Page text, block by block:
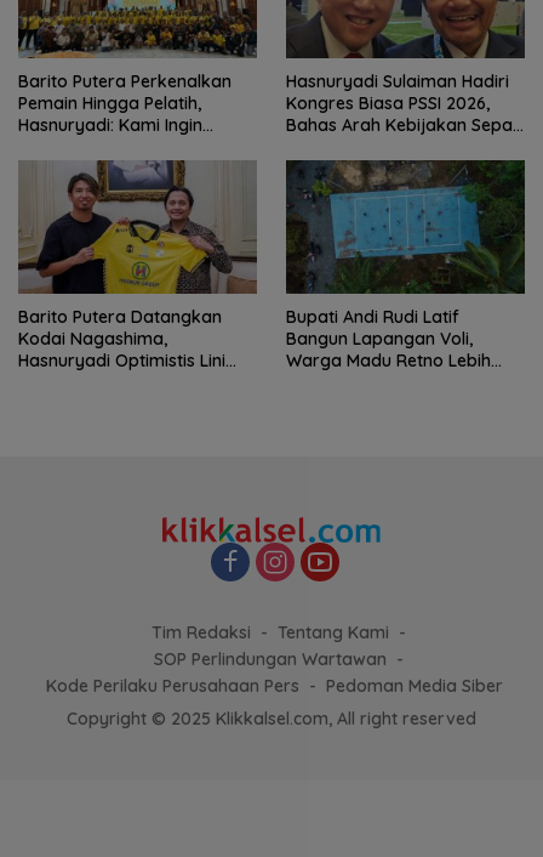
Barito Putera Perkenalkan
Pemain Hingga Pelatih,
Hasnuryadi: Kami Ingin
Hasnuryadi Sulaiman Hadiri
Kongres Biasa PSSI 2026,
Bahas Arah Kebijakan Sepak
Barito Putera Datangkan
Kodai Nagashima,
Hasnuryadi Optimistis Lini
Bupati Andi Rudi Latif
Bangun Lapangan Voli,
Warga Madu Retno Lebih
Tim Redaksi
Tentang Kami
SOP Perlindungan Wartawan
Kode Perilaku Perusahaan Pers
Pedoman Media Siber
Copyright © 2025 Klikkalsel.com, All right reserved